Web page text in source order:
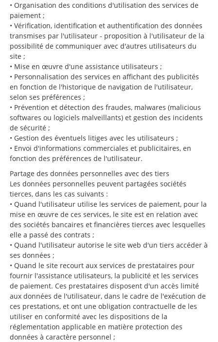
• Organisation des conditions d'utilisation des services de
paiement ;
• Vérification, identification et authentification des données
transmises par l'utilisateur - proposition à l'utilisateur de la
possibilité de communiquer avec d'autres utilisateurs du
site ;
• Mise en œuvre d'une assistance utilisateurs ;
• Personnalisation des services en affichant des publicités
en fonction de l'historique de navigation de l'utilisateur,
selon ses préférences ;
• Prévention et détection des fraudes, malwares (malicious
softwares ou logiciels malveillants) et gestion des incidents
de sécurité ;
• Gestion des éventuels litiges avec les utilisateurs ;
• Envoi d'informations commerciales et publicitaires, en
fonction des préférences de l'utilisateur.
Partage des données personnelles avec des tiers
Les données personnelles peuvent partagées sociétés
tierces, dans les cas suivants :
• Quand l'utilisateur utilise les services de paiement, pour la
mise en œuvre de ces services, le site est en relation avec
des sociétés bancaires et financières tierces avec lesquelles
elle a passé des contrats ;
• Quand l'utilisateur autorise le site web d'un tiers accéder à
ses données ;
• Quand le site recourt aux services de prestataires pour
fournir l'assistance utilisateurs, la publicité et les services
de paiement. Ces prestataires disposent d'un accès limité
aux données de l'utilisateur, dans le cadre de l'exécution de
ces prestations, et ont une obligation contractuelle de les
utiliser en conformité avec les dispositions de la
réglementation applicable en matière protection des
données à caractère personnel ;